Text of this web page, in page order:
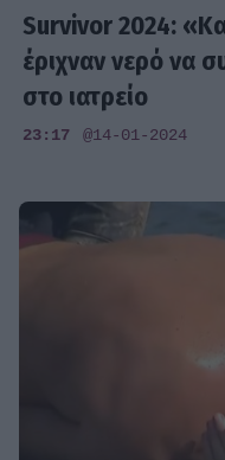
Survivor 2024:
έριχναν νερό να
στο ιατρείο
23:17 @14-01-2024